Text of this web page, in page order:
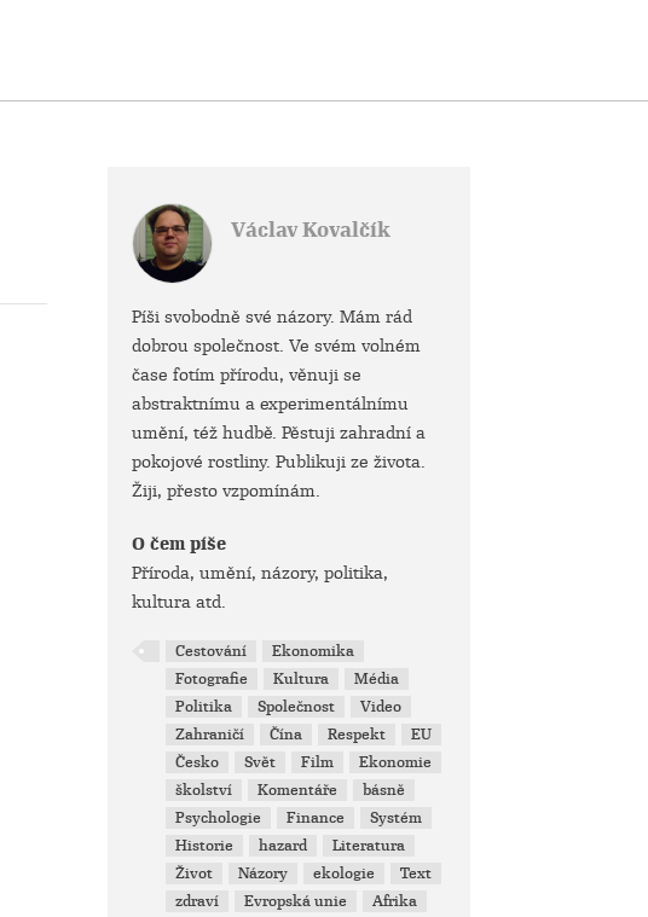
Václav Kovalčík
Píši svobodně své názory. Mám rád
dobrou společnost. Ve svém volném
čase fotím přírodu, věnuji se
abstraktnímu a experimentálnímu
umění, též hudbě. Pěstuji zahradní a
pokojové rostliny. Publikuji ze života.
Žiji, přesto vzpomínám.
O čem píše
Příroda, umění, názory, politika,
kultura atd.
Cestování
Ekonomika
Fotografie
Kultura
Média
Politika
Společnost
Video
Zahraničí
Čína Respekt
EU
Česko
Svět Film
Ekonomie
školství
Komentáře
básně
Psychologie
Finance
Systém
Historie
hazard
Literatura
Život
Názory ekologie
Text
zdraví
Evropská unie
Afrika